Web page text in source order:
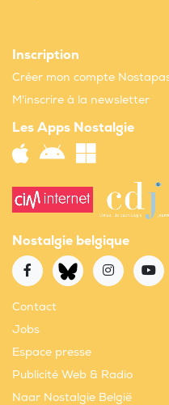
Inscription
Créer mon compte
M'inscrire à la newsletter
Les Apps Nostalgie
Nostalgie belgique
Contact
Jobs
Espace presse
Publicité Web & Radio
Naar Nostalgie België